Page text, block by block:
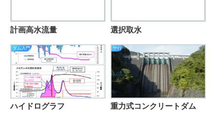
計画高水流量 選択取水
ダム入門
ハイドログラフ
サ行
重力式コンクリートダム